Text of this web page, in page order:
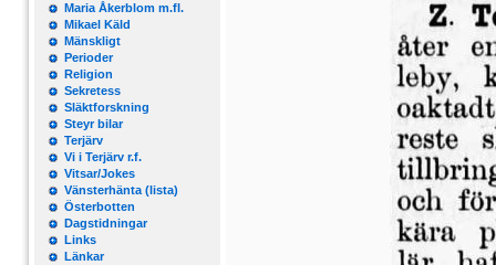
Maria Åkerblom m.fl.
Mikael Käld
Mänskligt
Perioder
Religion
Sekretess
Släktforskning
Steyr bilar
Terjärv
Vi i Terjärv r.f.
Vitsar/Jokes
Vänsterhänta (lista)
Österbotten
Dagstidningar
Links
Länkar